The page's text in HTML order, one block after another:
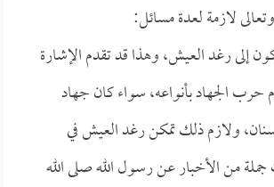
لازمة لعدة مسائل:
إلى رغد العيش، وهذا قد تقدم الإشارة
حرب الجهاد بأنواعه، سواء كان جهاد
ولازم ذلك تمكن رغد العيش في
من الأخبار عن رسول الله صلى الله